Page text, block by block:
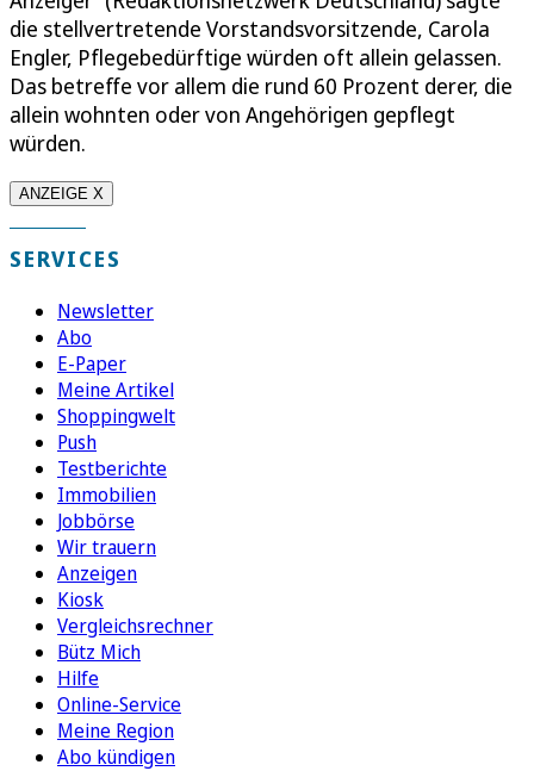
die stellvertretende Vorstandsvorsitzende, Carola
Engler, Pflegebedürftige würden oft allein gelassen.
Das betreffe vor allem die rund 60 Prozent derer, die
allein wohnten oder von Angehörigen gepflegt
würden.
ANZEIGE X
SERVICES
Newsletter
Abo
E-Paper
Meine Artikel
Shoppingwelt
Push
Testberichte
Immobilien
Jobbörse
Wir trauern
Anzeigen
Kiosk
Vergleichsrechner
Bütz Mich
Hilfe
Online-Service
Meine Region
Abo kündigen